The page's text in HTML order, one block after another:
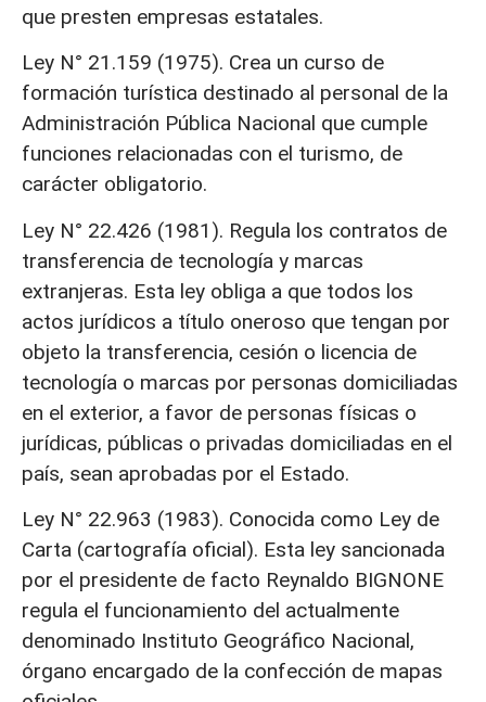
que presten empresas estatales.
Ley N° 21.159 (1975). Crea un curso de
formación turística destinado al personal de la
Administración Pública Nacional que cumple
funciones relacionadas con el turismo, de
carácter obligatorio.
Ley N° 22.426 (1981). Regula los contratos de
transferencia de tecnología y marcas
extranjeras. Esta ley obliga a que todos los
actos jurídicos a título oneroso que tengan por
objeto la transferencia, cesión o licencia de
tecnología o marcas por personas domiciliadas
en el exterior, a favor de personas físicas o
jurídicas, públicas o privadas domiciliadas en el
país, sean aprobadas por el Estado.
Ley N° 22.963 (1983). Conocida como Ley de
Carta (cartografía oficial). Esta ley sancionada
por el presidente de facto Reynaldo BIGNONE
regula el funcionamiento del actualmente
denominado Instituto Geográfico Nacional,
órgano encargado de la confección de mapas